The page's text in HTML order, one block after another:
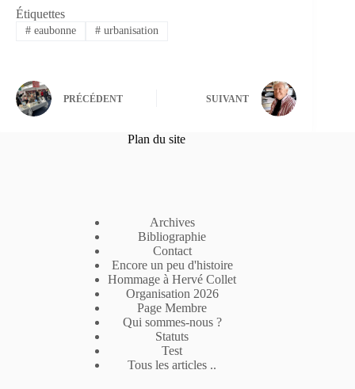
Étiquettes
#eaubonne #urbanisation
PRÉCÉDENT SUIVANT
Plan du site
Archives
Bibliographie
Contact
Encore un peu d'histoire
Hommage à Hervé Collet
Organisation 2026
Page Membre
Qui sommes-nous ?
Statuts
Test
Tous les articles ..